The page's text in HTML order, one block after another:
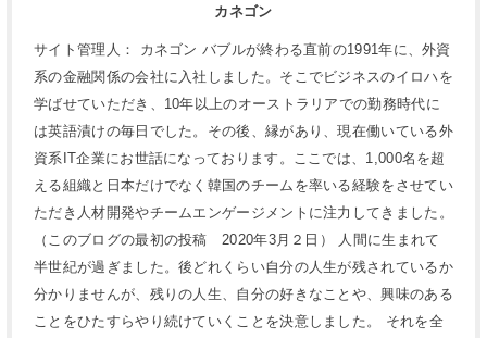
カネゴン
サイト管理人： カネゴン バブルが終わる直前の1991年に、外資
系の金融関係の会社に入社しました。そこでビジネスのイロハを
学ばせていただき、10年以上のオーストラリアでの勤務時代に
は英語漬けの毎日でした。その後、縁があり、現在働いている外
資系IT企業にお世話になっております。ここでは、1,000名を超
える組織と日本だけでなく韓国のチームを率いる経験をさせてい
ただき人材開発やチームエンゲージメントに注力してきました。
（このブログの最初の投稿 2020年3月２日） 人間に生まれて
半世紀が過ぎました。後どれくらい自分の人生が残されているか
分かりませんが、残りの人生、自分の好きなことや、興味のある
ことをひたすらやり続けていくことを決意しました。 それを全